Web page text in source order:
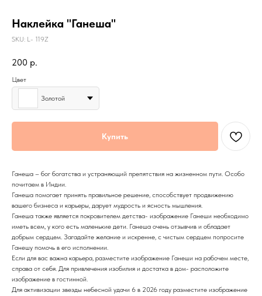
Наклейка "Ганеша"
SKU: L- 119Z
200 р.
Цвет
Золотой
Купить
Ганеша – бог богатства и устраняющий препятствия на жизненном пути. Особо
почитаем в Индии.
Ганеша помогает принять правильное решение, способствует продвижению
вашего бизнеса и карьеры, дарует мудрость и ясность мышления.
Ганеша также является покровителем детства- изображение Ганеши необходимо
иметь всем, у кого есть маленькие дети. Ганеша очень отзывчив и обладает
добрым сердцем. Загадайте желание и искренне, с чистым сердцем попросите
Ганешу помочь в его исполнении.
Если для вас важна карьера, разместите изображение Ганеши на рабочем месте,
справа от себя. Для привлечения изобилия и достатка в дом- расположите
изображение в гостинной.
Для активизации звезды небесной удачи 6 в 2026 году разместите изображение